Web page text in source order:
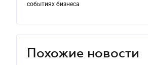
событиях бизнеса
Похожие новости